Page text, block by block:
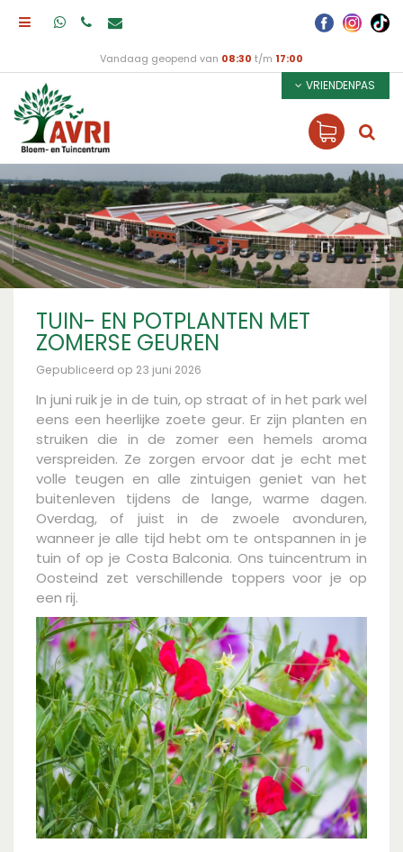
Vandaag geopend van 08:30 t/m 17:00
VRIENDENPAS
TUIN- EN POTPLANTEN MET
ZOMERSE GEUREN
Gepubliceerd op 23 juni 2026
In juni ruik je in de tuin, op straat of in het park wel
eens een heerlijke zoete geur. Er zijn planten en
struiken die in de zomer een hemels aroma
verspreiden. Ze zorgen ervoor dat je echt met
volle teugen en alle zintuigen geniet van het
buitenleven tijdens de lange, warme dagen.
Overdag, of juist in de zwoele avonduren,
wanneer je alle tijd hebt om te ontspannen in je
tuin of op je Costa Balconia. Ons tuincentrum in
Oosteind zet verschillende toppers voor je op
een rij.